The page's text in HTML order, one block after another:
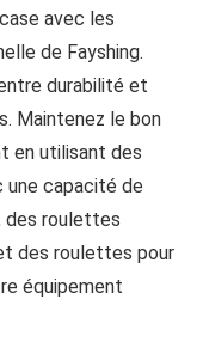
avec les
de Fayshing.
durabilité et
Maintenez le bon
en utilisant des
capacité de
des roulettes
des roulettes pour
équipement